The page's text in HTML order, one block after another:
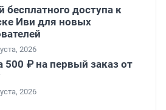
бесплатного доступа к
Иви для новых
2026
500 ₽ на первый заказ от
2026